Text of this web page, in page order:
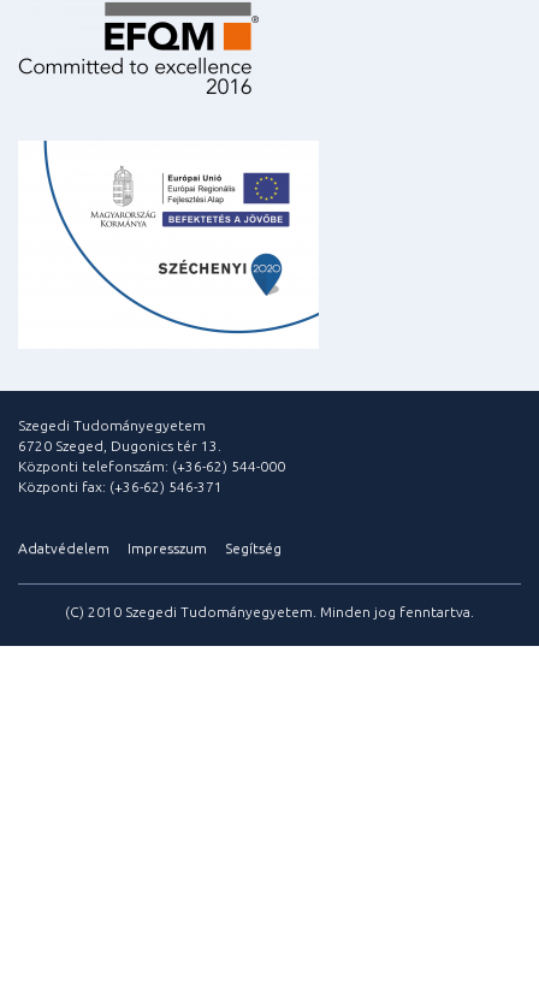
Szegedi Tudományegyetem
6720 Szeged, Dugonics tér 13.
Központi telefonszám: (+36-62) 544-000
Központi fax: (+36-62) 546-371
Adatvédelem Impresszum Segítség
(C) 2010 Szegedi Tudományegyetem. Minden jog fenntartva.